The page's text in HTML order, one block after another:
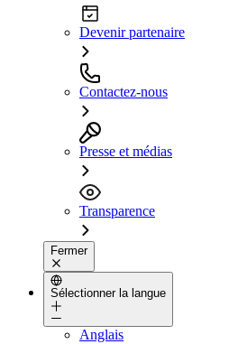
Devenir partenaire
Contactez-nous
Presse et médias
Transparence
Fermer
Sélectionner la langue
Anglais